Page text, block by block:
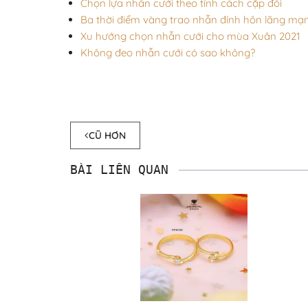
Chọn lựa nhẫn cưới theo tính cách cặp đôi
Ba thời điểm vàng trao nhẫn đính hôn lãng
Xu hướng chọn nhẫn cưới cho mùa Xuân 2021
Không đeo nhẫn cưới có sao không?
CŨ HƠN
BÀI LIÊN QUAN